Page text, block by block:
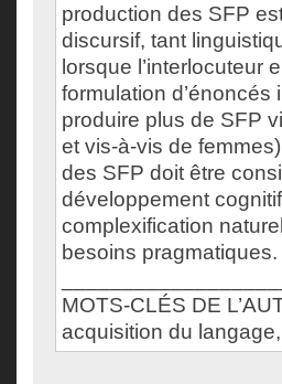
production des SFP
discursif, tant
lorsque l’interlocuteur
formulation
produire plus de SFP
et vis-à-vis de
des SFP doit être
développement
complexification
besoins pragmatiques.
MOTS-CLÉS DE
acquisition du